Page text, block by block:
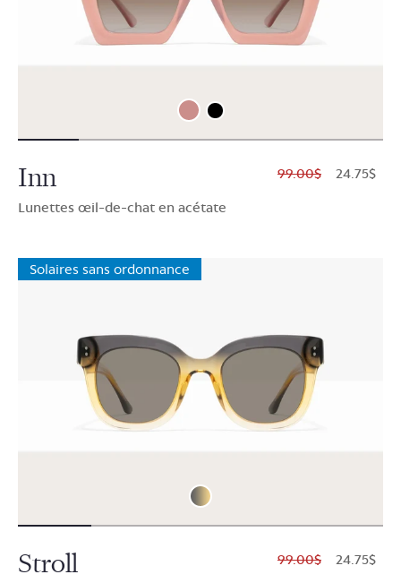
Inn
Lunettes œil-de-chat en acétate
$99.00 $24.75
Solaires sans ordonnance
Stroll $99.00 $24.75